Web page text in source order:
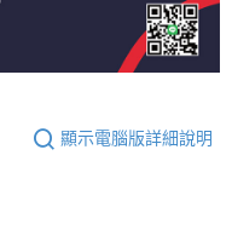
顯示電腦版詳細說明